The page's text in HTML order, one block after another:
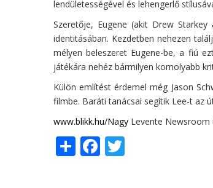
lendületességével és lehengerlő
Szeretője, Eugene (akit Drew
identitásában. Kezdetben nehezen
mélyen beleszeret Eugene-be, a fiú
játékára nehéz bármilyen komolyabb
Külön említést érdemel még Jason
filmbe. Baráti tanácsai segítik Lee-t az
www.blikk.hu/Nagy Levente Newsroom
ShareFacebook